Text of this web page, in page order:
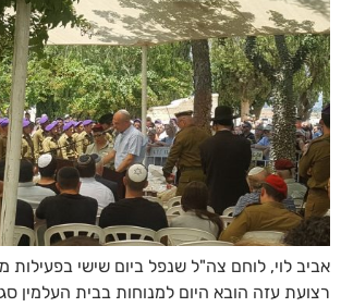
אביב לוי, לוחם צה"ל שנפל ביום שישי בפעילות
רצועת עזה הובא היום למנוחות בבית העלמין